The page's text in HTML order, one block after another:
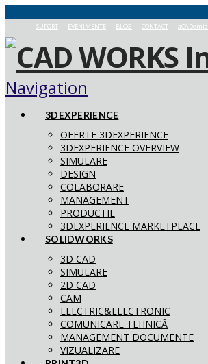
SUPORT EVENIMENTE BLOG CONTACT aCADemia
Navigation
3DEXPERIENCE
OFERTE 3DEXPERIENCE
3DEXPERIENCE OVERVIEW
SIMULARE
DESIGN
COLABORARE
MANAGEMENT
PRODUCTIE
3DEXPERIENCE MARKETPLACE
SOLIDWORKS
3D CAD
SIMULARE
2D CAD
CAM
ELECTRIC&ELECTRONIC
COMUNICARE TEHNICĂ
MANAGEMENT DOCUMENTE
VIZUALIZARE